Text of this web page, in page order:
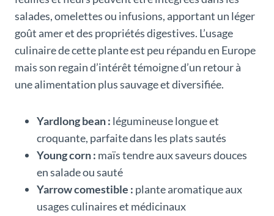
salades, omelettes ou infusions, apportant un léger
goût amer et des propriétés digestives. L’usage
culinaire de cette plante est peu répandu en Europe
mais son regain d’intérêt témoigne d’un retour à
une alimentation plus sauvage et diversifiée.
Yardlong bean : légumineuse longue et
croquante, parfaite dans les plats sautés
Young corn : maïs tendre aux saveurs douces
en salade ou sauté
Yarrow comestible : plante aromatique aux
usages culinaires et médicinaux